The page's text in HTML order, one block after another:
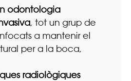
odontologia
, tot un grup de
a mantenir el
per a la boca,
radiològiques